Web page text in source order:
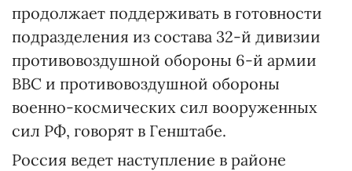
продолжает поддерживать в готовности
подразделения из состава 32-й дивизии
противовоздушной обороны 6-й армии
ВВС и противовоздушной обороны
военно-космических сил вооруженных
сил РФ, говорят в Генштабе.
Россия ведет наступление в районе